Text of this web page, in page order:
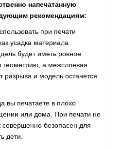
напечатанную
рекомендациям:
при печати
усадка материала
будет иметь ровное
геометрию, а межслоевая
разрыва и модель останется
вы печатаете в плохо
или дома. При печати не
совершенно безопасен для
дети.